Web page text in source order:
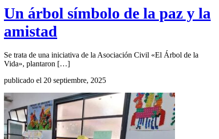
Un árbol símbolo de la paz y la
amistad
Se trata de una iniciativa de la Asociación Civil «El Árbol de la
Vida», plantaron […]
publicado el 20 septiembre, 2025